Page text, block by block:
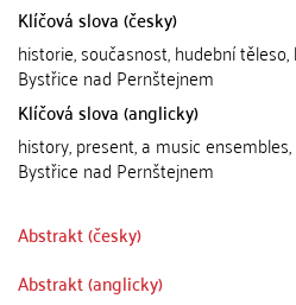
Klíčová slova (česky)
historie, současnost, hudební
Bystřice nad Pernštejnem
Klíčová slova (anglicky)
history, present, a music
Bystřice nad Pernštejnem
Abstrakt (česky)
Abstrakt (anglicky)